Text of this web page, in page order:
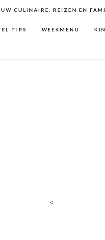
CULINAIRE, REIZEN EN
TIPS WEEKMENU
<